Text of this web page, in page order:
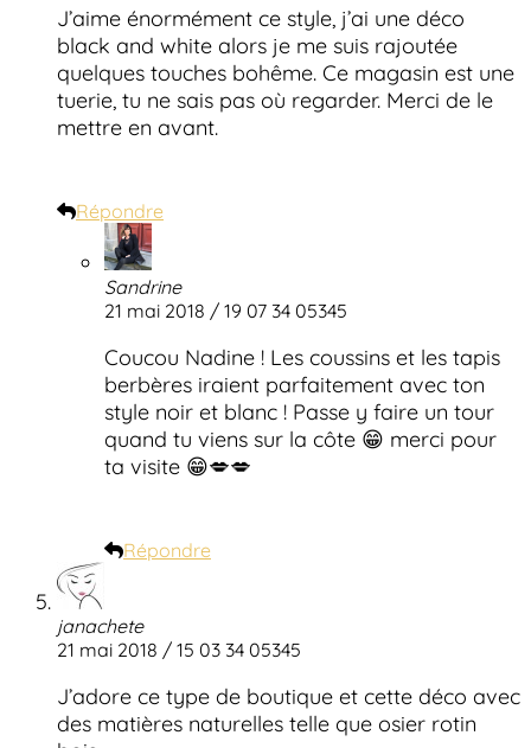
J’aime énormément ce style, j’ai une déco
black and white alors je me suis rajoutée
quelques touches bohême. Ce magasin est une
tuerie, tu ne sais pas où regarder. Merci de le
mettre en avant.
Répondre
Sandrine
21 mai 2018 / 19 07 34 05345
Coucou Nadine ! Les coussins et les tapis
berbères iraient parfaitement avec ton
style noir et blanc ! Passe y faire un tour
quand tu viens sur la côte 😁 merci pour
ta visite 😁💋💋
Répondre
janachete
21 mai 2018 / 15 03 34 05345
J’adore ce type de boutique et cette déco avec
des matières naturelles telle que osier rotin